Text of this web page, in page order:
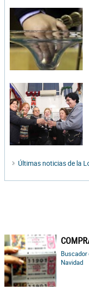
Últimas noticias de la
Navidad